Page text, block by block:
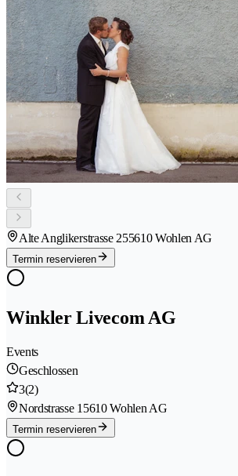
Alte Anglikerstrasse 255610 Wohlen AG
Termin reservieren
Winkler Livecom AG
Events
Geschlossen
3(2)
Nordstrasse 1 5610 Wohlen AG
Termin reservieren